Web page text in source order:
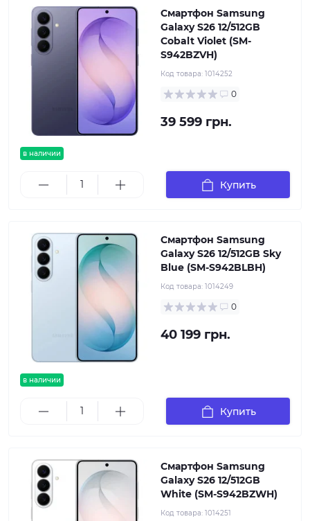
в наличии
Смартфон Samsung
Galaxy S26 12/512GB
Cobalt Violet (SM-
S942BZVH)
Код товара: 1014252
0
39 599 грн.
Купить
в наличии
Смартфон Samsung
Galaxy S26 12/512GB Sky
Blue (SM-S942BLBH)
Код товара: 1014249
0
40 199 грн.
Купить
Смартфон Samsung
Galaxy S26 12/512GB
White (SM-S942BZWH)
Код товара: 1014251